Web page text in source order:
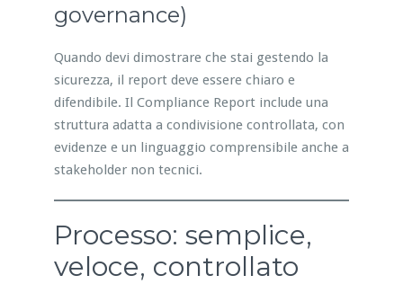
governance)
Quando devi dimostrare che stai gestendo la
sicurezza, il report deve essere chiaro e
difendibile. Il Compliance Report include una
struttura adatta a condivisione controllata, con
evidenze e un linguaggio comprensibile anche a
stakeholder non tecnici.
Processo: semplice,
veloce, controllato